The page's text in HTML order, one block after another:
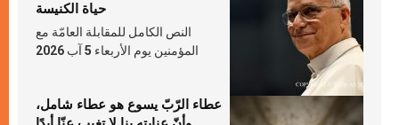
حياة الكنيسة
النص الكامل للمقابلة العامّة مع
المؤمنين يوم الأربعاء 5 آب 2026
عطاء الرّبّ يسوع هو عطاء شامل،